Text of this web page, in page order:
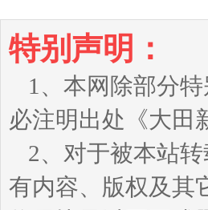
特别声明：
1、本网除部分
必注明出处《大田
2、对于被本站
有内容、版权及其